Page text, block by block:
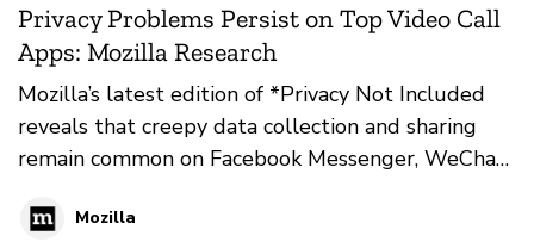
Privacy Problems Persist on Top Video Call
Apps: Mozilla Research
Mozilla’s latest edition of *Privacy Not Included
reveals that creepy data collection and sharing
remain common on Facebook Messenger, WeChat,
Mozilla